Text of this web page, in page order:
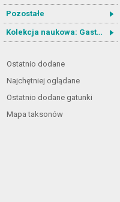
Pozostałe
Kolekcja naukowa: Gastrotricha
Ostatnio dodane
Najchętniej oglądane
Ostatnio dodane gatunki
Mapa taksonów